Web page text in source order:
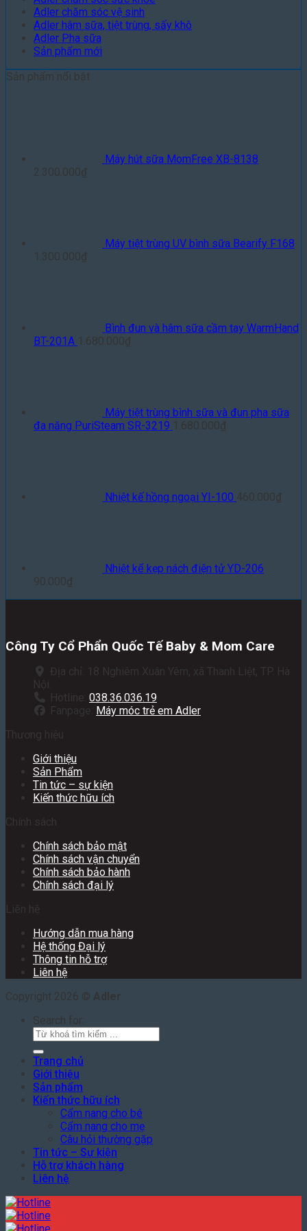
Adler chăm sóc vệ sinh
Adler hâm sữa, tiệt trùng, sấy khô
Adler Pha sữa
Sản phẩm mới
Sản phẩm nổi bật
Máy hút sữa MomFree XB-8138
2.300.000₫
Máy tiệt trùng UV bình sữa Bearify F168
1.300.000₫
Bình đun và hâm sữa cầm tay WarmHand
BT-201A 1.680.000₫
Máy tiệt trùng bình sữa và đun pha sữa
đa năng PuriSteam SR-3219 1.680.000₫
Nhiệt kế hồng ngoại YI-100 460.000₫
Nhiệt kế kẹp nách điện tử YD-206
90.000₫
Công Ty Cổ Phẩn Quốc Tế Baby & Mom Care
Địa chỉ: 18 Nghiêm Xuân Yêm, xã Thanh Liệt, TP. Hà
Nội.
Hotline: 038.36.036.19
Fanpage: Máy móc trẻ em Adler
Thương hiệu
Giới thiệu
Sản Phẩm
Tin tức – sự kiện
Kiến thức hữu ích
Chính sách
Chính sách bảo mật
Chính sách vận chuyển
Chính sách bảo hành
Chính sách đại lý
Liên hệ
Hướng dẫn mua hàng
Hệ thống Đại lý
Thông tin hỗ trợ
Liên hệ
Copyright 2026 © Adler
Search for:
Trang chủ
Giới thiệu
Sản phẩm
Kiến thức hữu ích
Cẩm nang cho bé
Cẩm nang cho mẹ
Câu hỏi thường gặp
Tin tức – Sự kiện
Hỗ trợ khách hàng
Liên hệ